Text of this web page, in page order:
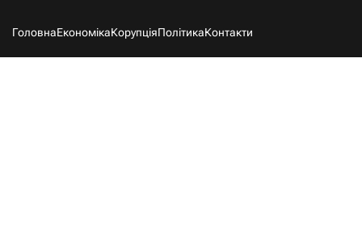
ГоловнаЕкономікаКорупціяПолітикаКонтакти